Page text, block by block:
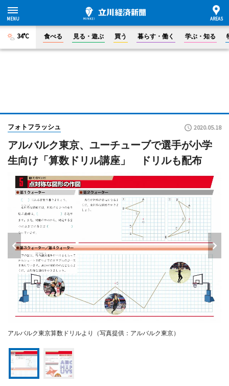
34°C 食べる 見る・遊ぶ 買う 暮らす・働く 学ぶ・知る
フォトフラッシュ 2020.05.18
アルバルク東京、ユーチューブで選手が小学
生向け「算数ドリル講座」 ドリルも配布
アルバルク東京算数ドリルより（写真提供：アルバルク東京）